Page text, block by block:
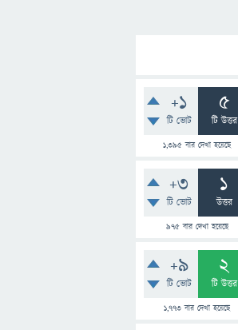
+1
টি ভোট
5
টি উত্তর
1,395 বার দেখা হয়েছে
+3
টি ভোট
1
উত্তর
975বার দেখা হয়েছে
+9
টি ভোট
2
টি উত্তর
1,773 বার দেখা হয়েছে